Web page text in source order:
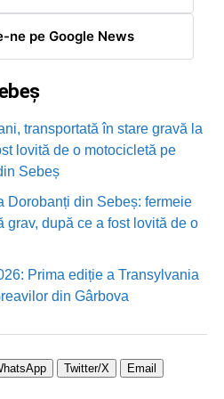
ne pe Google News
transportată în stare gravă la
lovită de o motocicletă pe
Sebeș
Dorobanți din Sebeș: fermeie
grav, după ce a fost lovită de o
Prima ediție a Transylvania
din Gârbova
Twitter/X Email